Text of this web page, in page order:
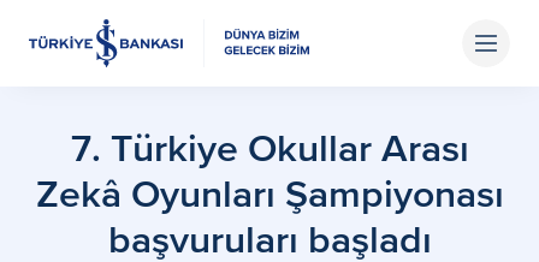
7. Türkiye Okullar Arası
Zekâ Oyunları Şampiyonası
başvuruları başladı